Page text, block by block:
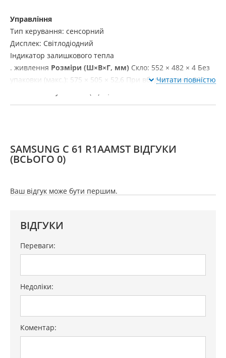
Управління
Тип керування: сенсорний
Дисплек: Світлодіодний
Індикатор залишкового тепла
. живлення Розміри (Ш×В×Г, мм) Скло: 552 × 482 × 4 Без
упаковки (макс.): 575 × 505 × 52,6 При вбудовуванні: 560 ×
Гарантія36 міс
Читати повністю
SAMSUNG C 61 R1AAMST ВІДГУКИ
(ВСЬОГО 0)
Ваш відгук може бути першим.
ВІДГУКИ
Переваги:
Недоліки:
Коментар: